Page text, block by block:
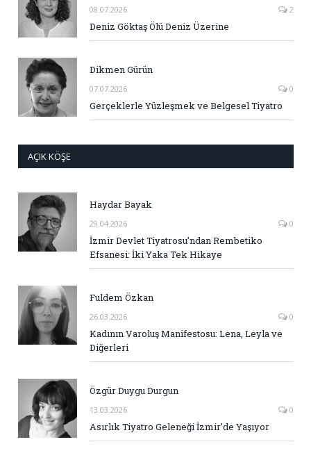
08.07.2026 2
Deniz Göktaş Ölü Deniz Üzerine
Dikmen Gürün
07.07.2026 0
Gerçeklerle Yüzleşmek ve Belgesel Tiyatro
AÇIK KÖŞE
Haydar Bayak
29.04.2026 0
İzmir Devlet Tiyatrosu’ndan Rembetiko
Efsanesi: İki Yaka Tek Hikaye
Fuldem Özkan
26.03.2026 0
Kadının Varoluş Manifestosu: Lena, Leyla ve
Diğerleri
Özgür Duygu Durgun
13.03.2026 0
Asırlık Tiyatro Geleneği İzmir’de Yaşıyor